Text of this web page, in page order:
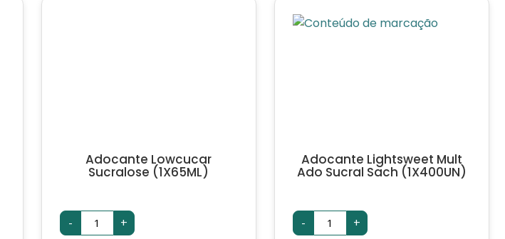
Adocante Lowcucar
Sucralose (1X65ML)
- Adocante
Lowcucar
+
Adocante Lightsweet Mult
Ado Sucral Sach (1X400UN)
- Adocante
Lightsweet
+